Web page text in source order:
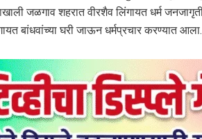
जळगाव शहरात वीरशैव लिंगायत धर्म
बांधवांच्या घरी जाऊन धर्मप्रचार करण्यात आला.